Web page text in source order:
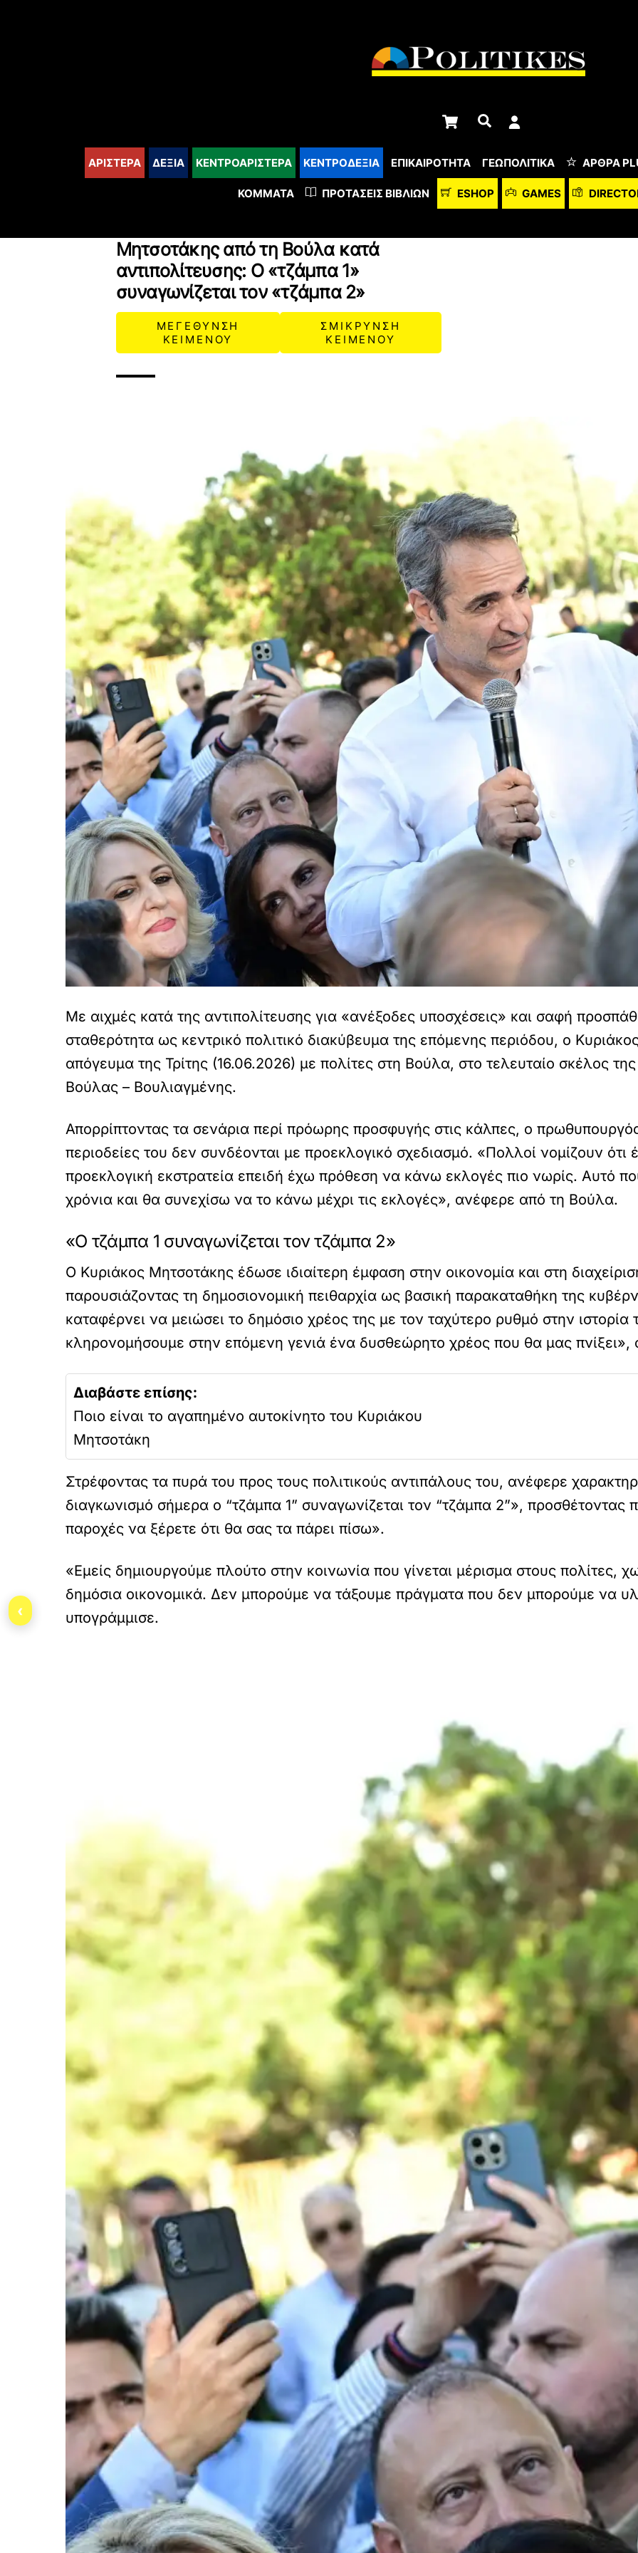
Cart Αναζήτηση
ΑΡΙΣΤΕΡΑ ΔΕΞΙΑ ΚΕΝΤΡΟΑΡΙΣΤΕΡΑ ΚΕΝΤΡΟΔΕΞΙΑ ΕΠΙΚΑΙΡΟΤΗΤΑ ΓΕΩΠΟΛΙΤΙΚΑ ΆΡΘΡΑ
ΚΌΜΜΑΤΑ ΠΡΟΤΆΣΕΙΣ ΒΙΒΛΊΩΝ ESHOP GAMES
Μητσοτάκης από τη Βούλα κατά
αντιπολίτευσης: Ο «τζάμπα 1»
συναγωνίζεται τον «τζάμπα 2»
ΜΕΓΕΘΥΝΣΗ
ΚΕΙΜΕΝΟΥ
ΣΜΙΚΡΥΝΣΗ
ΚΕΙΜΕΝΟΥ
Με αιχμές κατά της αντιπολίτευσης για «ανέξοδες υποσχέσεις» και σαφή
σταθερότητα ως κεντρικό πολιτικό διακύβευμα της επόμενης περιόδου, ο
απόγευμα της Τρίτης (16.06.2026) με πολίτες στη Βούλα, στο τελευταίο σκέλος
Βούλας – Βουλιαγμένης.
Απορρίπτοντας τα σενάρια περί πρόωρης προσφυγής στις κάλπες, ο πρωθυπουργός
περιοδείες του δεν συνδέονται με προεκλογικό σχεδιασμό. «Πολλοί νομίζουν ότι
προεκλογική εκστρατεία επειδή έχω πρόθεση να κάνω εκλογές πιο νωρίς. Αυτό
χρόνια και θα συνεχίσω να το κάνω μέχρι τις εκλογές», ανέφερε από τη Βούλα.
«Ο τζάμπα 1 συναγωνίζεται τον τζάμπα 2»
Ο Κυριάκος Μητσοτάκης έδωσε ιδιαίτερη έμφαση στην οικονομία και στη
παρουσιάζοντας τη δημοσιονομική πειθαρχία ως βασική παρακαταθήκη της
καταφέρνει να μειώσει το δημόσιο χρέος της με τον ταχύτερο ρυθμό στην
κληρονομήσουμε στην επόμενη γενιά ένα δυσθεώρητο χρέος που θα μας πνίξει»,
Διαβάστε επίσης:
Ποιο είναι το αγαπημένο αυτοκίνητο του Κυριάκου
Μητσοτάκη
Στρέφοντας τα πυρά του προς τους πολιτικούς αντιπάλους του, ανέφερε
διαγκωνισμό σήμερα ο “τζάμπα 1” συναγωνίζεται τον “τζάμπα 2”», προσθέτοντας
παροχές να ξέρετε ότι θα σας τα πάρει πίσω».
«Εμείς δημιουργούμε πλούτο στην κοινωνία που γίνεται μέρισμα στους πολίτες,
δημόσια οικονομικά. Δεν μπορούμε να τάξουμε πράγματα που δεν μπορούμε να
υπογράμμισε.
‹